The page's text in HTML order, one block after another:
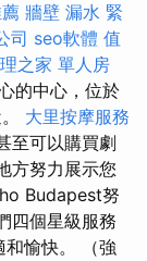
牆壁 漏水 緊
司 seo軟體 值
之家 單人房
的中心，位於
大里按摩服務
至可以購買劇
方努力展示您
Budapest努
四個星級服務
和愉快。 （強